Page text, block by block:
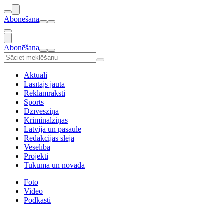
Abonēšana
Abonēšana
Aktuāli
Lasītājs jautā
Reklāmraksti
Sports
Dzīvesziņa
Kriminālziņas
Latvija un pasaulē
Redakcijas sleja
Veselība
Projekti
Tukumā un novadā
Foto
Video
Podkāsti